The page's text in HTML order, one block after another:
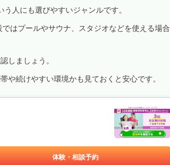
う人にも選びやすいジャンルです。
はプールやサウナ、スタジオなどを使える場合
しましょう。
や続けやすい環境かも見ておくと安心です。
体験・相談予約